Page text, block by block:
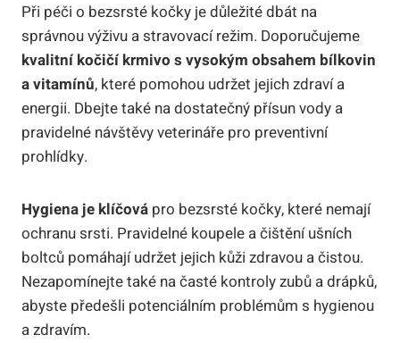
Při péči o bezsrsté kočky je důležité dbát na
správnou ‌výživu a stravovací režim. Doporučujeme
kvalitní kočičí ⁤krmivo s vysokým obsahem bílkovin‍
a vitamínů, které ⁢pomohou udržet jejich zdraví a‍
energii. Dbejte také na dostatečný přísun vody a
pravidelné návštěvy veterináře ⁤pro preventivní
prohlídky.
Hygiena‍ je klíčová pro bezsrsté kočky, které nemají
ochranu srsti. Pravidelné koupele a čištění ušních
boltců pomáhají udržet jejich kůži⁤ zdravou a čistou.
Nezapomínejte také na časté kontroly zubů a drápků,
abyste předešli potenciálním problémům s hygienou
a zdravím.